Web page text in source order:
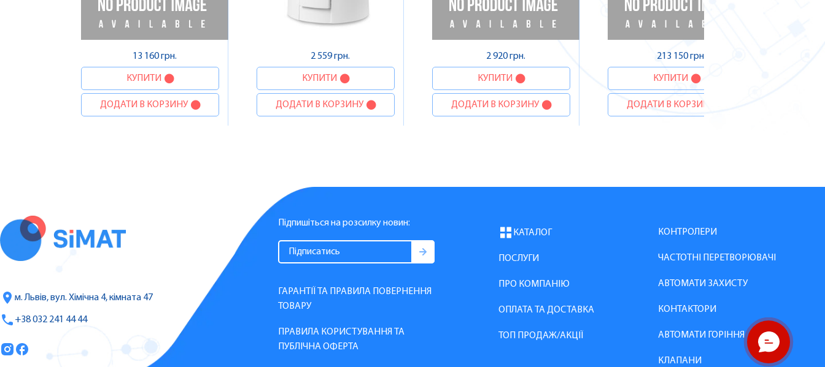
13 160 грн.
КУПИТИ
ДОДАТИ В КОРЗИНУ
2 559 грн.
КУПИТИ
ДОДАТИ В КОРЗИНУ
2 920 грн.
КУПИТИ
ДОДАТИ В КОРЗИНУ
213 150 грн.
КУПИТИ
ДОДАТИ В КОРЗИНУ
м. Львів, вул. Хімічна 4, кімната 47
+38 032 241 44 44
Підпишіться на розсилку новин:
ГАРАНТІЇ ТА ПРАВИЛА ПОВЕРНЕННЯ
ТОВАРУ
ПРАВИЛА КОРИСТУВАННЯ ТА
ПУБЛІЧНА ОФЕРТА
КАТАЛОГ
ПОСЛУГИ
ПРО КОМПАНІЮ
ОПЛАТА ТА ДОСТАВКА
ТОП ПРОДАЖ/АКЦІЇ
КОНТРОЛЕРИ
ЧАСТОТНІ ПЕРЕТВОРЮВАЧІ
АВТОМАТИ ЗАХИСТУ
КОНТАКТОРИ
АВТОМАТИ ГОРІННЯ
КЛАПАНИ